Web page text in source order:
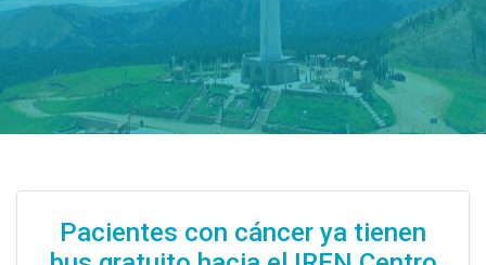
Pacientes con cáncer ya tienen